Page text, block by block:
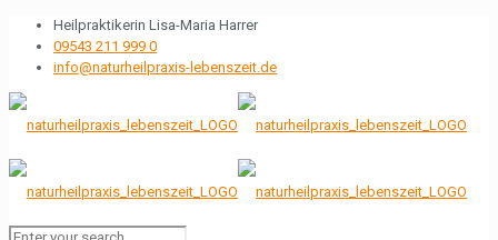
Heilpraktikerin Lisa-Maria Harrer
09543 211 999 0
info@naturheilpraxis-lebenszeit.de